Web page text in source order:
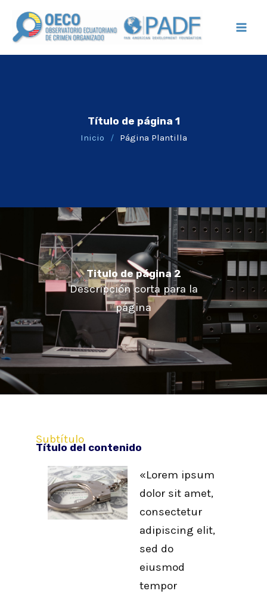
contenido
Título de página 1
Inicio / Página Plantilla
Titulo de página 2
Descripción corta para la
página
Subtítulo
Título del contenido
«Lorem ipsum
dolor sit amet,
consectetur
adipiscing elit,
sed do
eiusmod
tempor